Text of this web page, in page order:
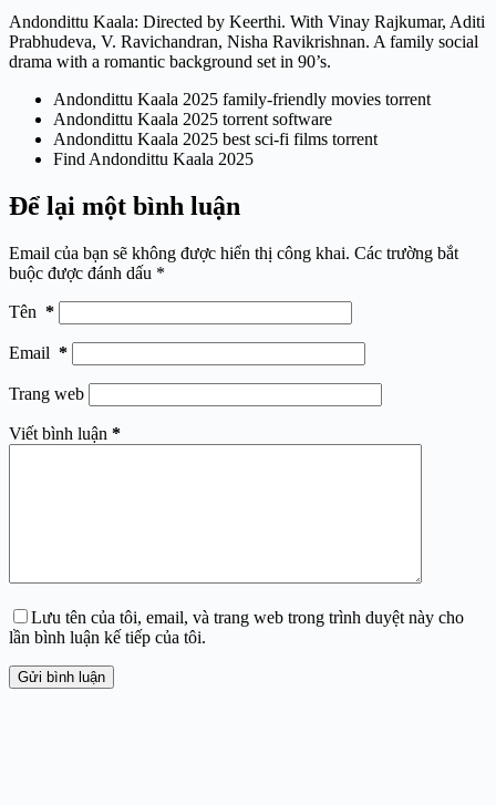
Andondittu Kaala: Directed by Keerthi. With Vinay Rajkumar, Aditi
Prabhudeva, V. Ravichandran, Nisha Ravikrishnan. A family social
drama with a romantic background set in 90’s.
Andondittu Kaala 2025 family-friendly movies torrent
Andondittu Kaala 2025 torrent software
Andondittu Kaala 2025 best sci-fi films torrent
Find Andondittu Kaala 2025
Để lại một bình luận
Email của bạn sẽ không được hiển thị công khai. Các trường bắt
buộc được đánh dấu *
Tên *
Email *
Trang web
Viết bình luận *
Lưu tên của tôi, email, và trang web trong trình duyệt này cho
lần bình luận kế tiếp của tôi.
Gửi bình luận